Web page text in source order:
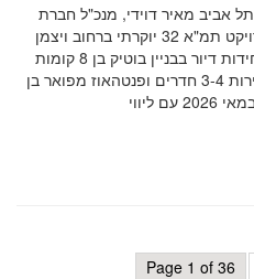
הכירו את פרויקט היוקרה ויצמן 52 תל אביב מאיר דוידי, מנכ"ל חברת
ניצנים אחזקות ופיננסים, מקדם פרויקט תמ"א 32 יוקרתי ברחוב ויצמן
52 בתל אביב. הפרויקט יכלול 27 יחידות דיור בבניין בוטיק בן 8 קומות
באזור כיכר המדינה, כולל תמהיל דירות 3-4 חדרים ופנטהאוז מפואר בן
Page 1 of 36